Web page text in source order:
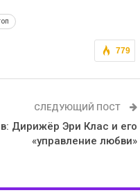
779
СЛЕДУЮЩИЙ ПОСТ
Дирижёр Эри Клас и его
«управление любви»